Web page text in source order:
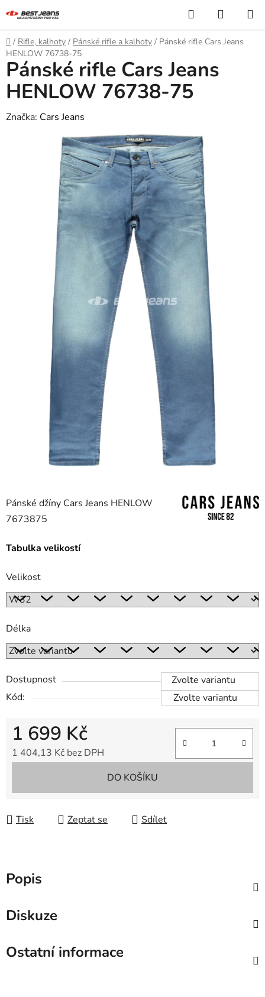
na
obsah
Hledat
KOŠÍK
Domů
/ Rifle, kalhoty / Pánské rifle a kalhoty / Pánské rifle Cars Jeans
HENLOW 76738-75
Pánské džíny Cars Jeans HENLOW
7673875
Tabulka velikostí
Velikost
Délka
Dostupnost
Zvolte variantu
Kód:
Zvolte variantu
1 699 Kč
1 404,13 Kč bez DPH
DO KOŠÍKU
Tisk Zeptat se Sdílet
Pánské rifle Cars Jeans
HENLOW 76738-75
Značka: Cars Jeans
Popis
Diskuze
Ostatní informace